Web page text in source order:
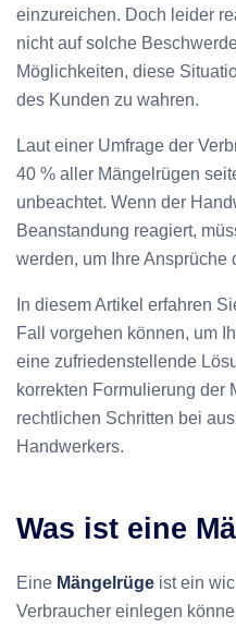
einzureichen. Doch leider
nicht auf solche
Möglichkeiten, diese
des Kunden zu wahren.
Laut einer Umfrage der
40 % aller Mängelrügen
unbeachtet. Wenn der
Beanstandung reagiert,
werden, um Ihre Ansprüche
In diesem Artikel erfahren
Fall vorgehen können, um
eine zufriedenstellende
korrekten Formulierung der
rechtlichen Schritten bei
Handwerkers.
Was ist eine
Eine Mängelrüge ist ein
Verbraucher einlegen